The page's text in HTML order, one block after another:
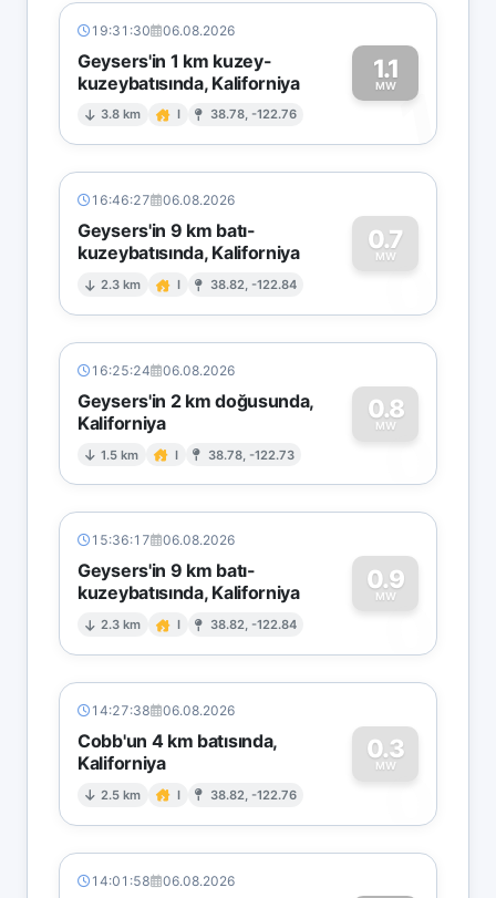
19:31:30 06.08.2026
Geysers'in 1 km kuzey-
kuzeybatısında, Kaliforniya
3.8 km I 38.78, -122.76
1.1
MW1
16:46:27 06.08.2026
Geysers'in 9 km batı-
kuzeybatısında, Kaliforniya
2.3 km I 38.82, -122.84
0.7
MW
0
16:25:24 06.08.2026
Geysers'in 2 km doğusunda,
Kaliforniya
1.5 km I 38.78, -122.73
0.8
MW
0
15:36:17 06.08.2026
Geysers'in 9 km batı-
kuzeybatısında, Kaliforniya
2.3 km I 38.82, -122.84
0.9
MW
0
14:27:38 06.08.2026
Cobb'un 4 km batısında,
Kaliforniya
2.5 km I 38.82, -122.76
0.3
MW
0
14:01:58 06.08.2026